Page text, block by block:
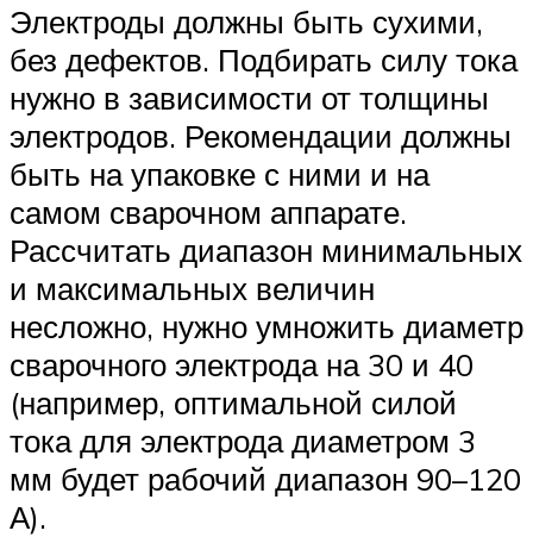
Электроды должны быть сухими,
без дефектов. Подбирать силу тока
нужно в зависимости от толщины
электродов. Рекомендации должны
быть на упаковке с ними и на
самом сварочном аппарате.
Рассчитать диапазон минимальных
и максимальных величин
несложно, нужно умножить диаметр
сварочного электрода на 30 и 40
(например, оптимальной силой
тока для электрода диаметром 3
мм будет рабочий диапазон 90–120
А).